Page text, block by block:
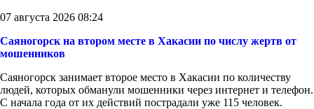
07 августа 2026 08:24
Саяногорск на втором месте в Хакасии по числу жертв от
мошенников
Саяногорск занимает второе место в Хакасии по количеству
людей, которых обманули мошенники через интернет и телефон.
С начала года от их действий пострадали уже 115 человек.